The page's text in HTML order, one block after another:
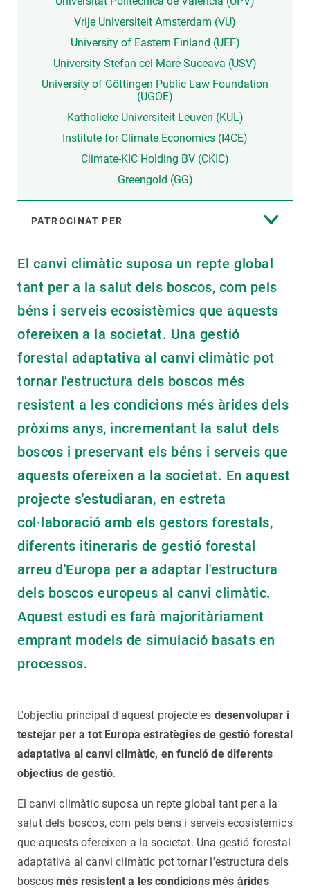
Vrije Universiteit Amsterdam (VU)
University of Eastern Finland (UEF)
University Stefan cel Mare Suceava (USV)
University of Göttingen Public Law Foundation
(UGOE)
Katholieke Universiteit Leuven (KUL)
Institute for Climate Economics (I4CE)
Climate-KIC Holding BV (CKIC)
Greengold (GG)
PATROCINAT PER
El canvi climàtic suposa un repte global
tant per a la salut dels boscos, com pels
béns i serveis ecosistèmics que aquests
ofereixen a la societat. Una gestió
forestal adaptativa al canvi climàtic pot
tornar l'estructura dels boscos més
resistent a les condicions més àrides dels
pròxims anys, incrementant la salut dels
boscos i preservant els béns i serveis que
aquests ofereixen a la societat. En aquest
projecte s'estudiaran, en estreta
col·laboració amb els gestors forestals,
diferents itineraris de gestió forestal
arreu d'Europa per a adaptar l'estructura
dels boscos europeus al canvi climàtic.
Aquest estudi es farà majoritàriament
emprant models de simulació basats en
processos.
L'objectiu principal d'aquest projecte és desenvolupar i
testejar per a tot Europa estratègies de gestió forestal
adaptativa al canvi climàtic, en funció de diferents
objectius de gestió.
El canvi climàtic suposa un repte global tant per a la
salut dels boscos, com pels béns i serveis ecosistèmics
que aquests ofereixen a la societat. Una gestió forestal
adaptativa al canvi climàtic pot tornar l'estructura dels
boscosmés resistent a les condicions més àrides